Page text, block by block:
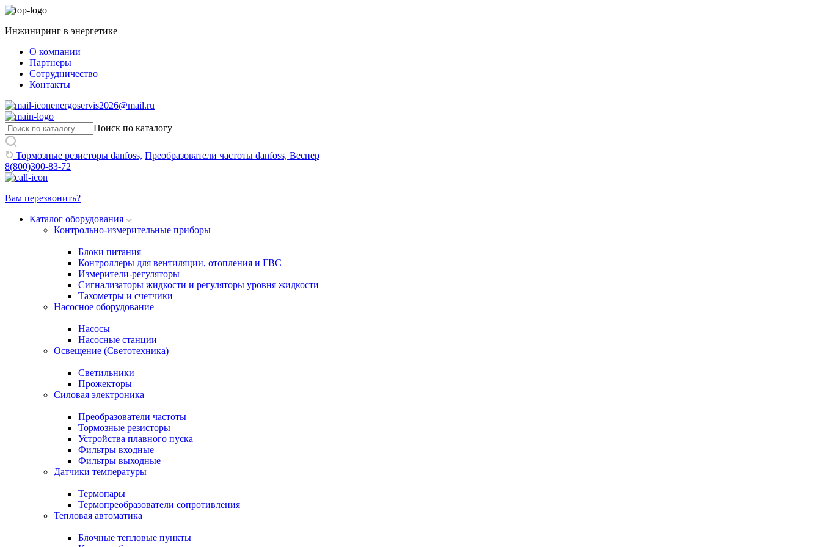
Инжиниринг в энергетике
О компании
Партнеры
Сотрудничество
Контакты
energoservis2026@mail.ru
Поиск по каталогу
Тормозные резисторы danfoss, Преобразователи частоты danfoss, Веспер
8(800)300-83-72
Вам перезвонить?
Каталог оборудования
Контрольно-измерительные приборы
Блоки питания
Контроллеры для вентиляции, отопления и ГВС
Измерители-регуляторы
Сигнализаторы жидкости и регуляторы уровня жидкости
Тахометры и счетчики
Насосное оборудование
Насосы
Насосные станции
Освещение (Светотехника)
Светильники
Прожекторы
Силовая электроника
Преобразователи частоты
Тормозные резисторы
Устройства плавного пуска
Фильтры входные
Фильтры выходные
Датчики температуры
Термопары
Термопреобразователи сопротивления
Тепловая автоматика
Блочные тепловые пункты